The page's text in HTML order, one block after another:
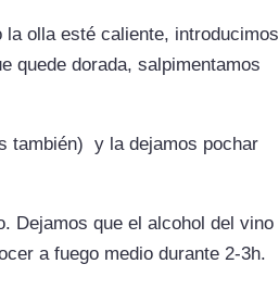
la olla esté caliente, introducimos
quede dorada, salpimentamos
también) y la dejamos pochar
Dejamos que el alcohol del vino
a fuego medio durante 2-3h.